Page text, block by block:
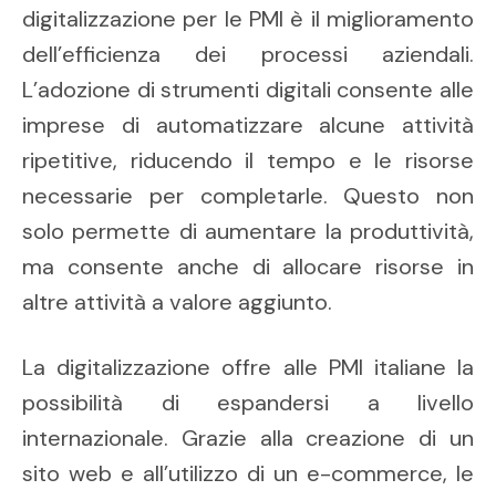
digitalizzazione per le PMI è il miglioramento
dell’efficienza dei processi aziendali.
L’adozione di strumenti digitali consente alle
imprese di automatizzare alcune attività
ripetitive, riducendo il tempo e le risorse
necessarie per completarle. Questo non
solo permette di aumentare la produttività,
ma consente anche di allocare risorse in
altre attività a valore aggiunto.
La digitalizzazione offre alle PMI italiane la
possibilità di espandersi a livello
internazionale. Grazie alla creazione di un
sito web e all’utilizzo di un e-commerce, le